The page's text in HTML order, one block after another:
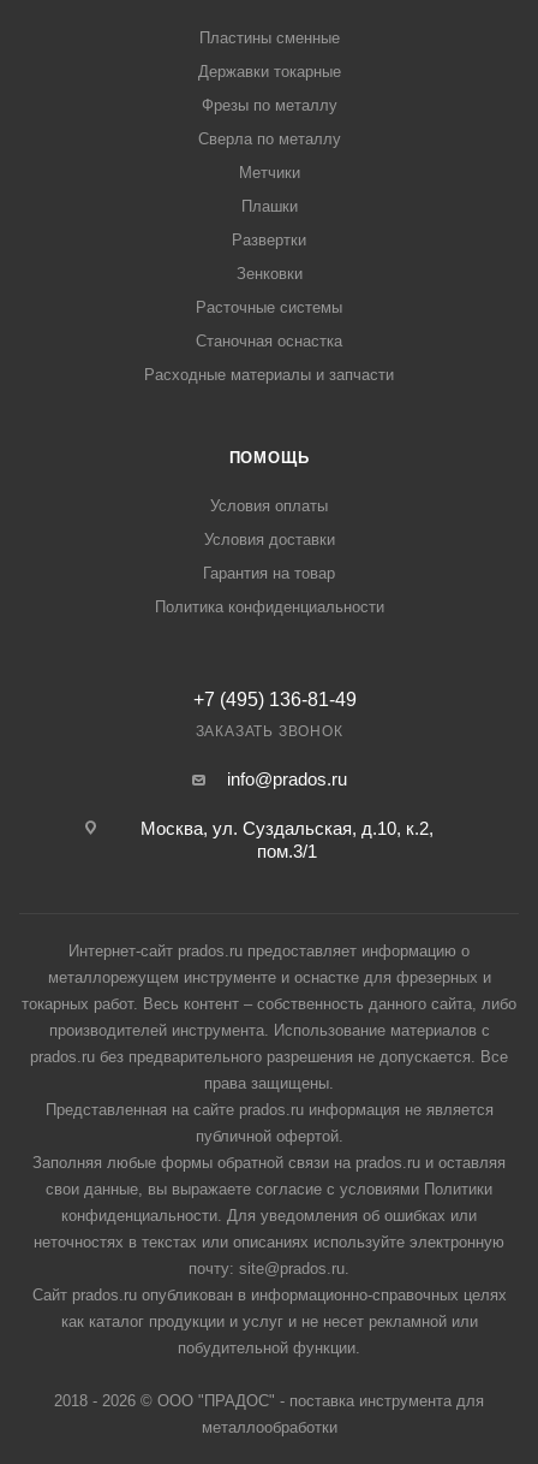
Пластины сменные
Державки токарные
Фрезы по металлу
Сверла по металлу
Метчики
Плашки
Развертки
Зенковки
Расточные системы
Станочная оснастка
Расходные материалы и запчасти
ПОМОЩЬ
Условия оплаты
Условия доставки
Гарантия на товар
Политика конфиденциальности
+7 (495) 136-81-49
ЗАКАЗАТЬ ЗВОНОК
info@prados.ru
Москва, ул. Суздальская, д.10, к.2,
пом.3/1
Интернет-сайт prados.ru предоставляет информацию о
металлорежущем инструменте и оснастке для фрезерных и
токарных работ. Весь контент – собственность данного сайта, либо
производителей инструмента. Использование материалов с
prados.ru без предварительного разрешения не допускается. Все
права защищены.
Представленная на сайте prados.ru информация не является
публичной офертой.
Заполняя любые формы обратной связи на prados.ru и оставляя
свои данные, вы выражаете согласие с условиями Политики
конфиденциальности. Для уведомления об ошибках или
неточностях в текстах или описаниях используйте электронную
почту: site@prados.ru.
Сайт prados.ru опубликован в информационно-справочных целях
как каталог продукции и услуг и не несет рекламной или
побудительной функции.
2018 - 2026 © ООО "ПРАДОС" - поставка инструмента для
металлообработки